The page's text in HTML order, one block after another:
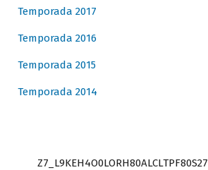
Temporada 2017
Temporada 2016
Temporada 2015
Temporada 2014
Z7_L9KEH4O0LORH80ALCLTPF80S27